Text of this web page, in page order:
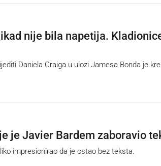
nije bila napetija.
Daniela Craiga u ulozi Jamesa Bonda je
je Javier Bardem zaboravio
impresionirao da je ostao bez teksta.